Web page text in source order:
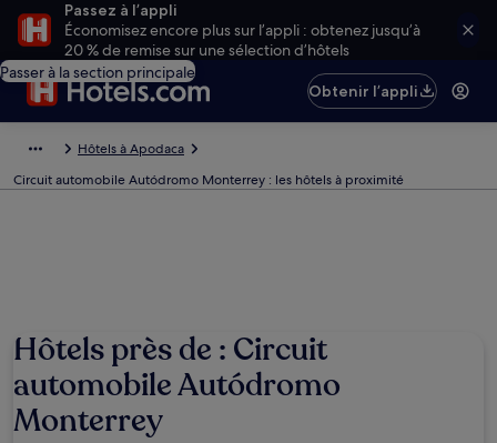
Passez à l’appli
Économisez encore plus sur l’appli : obtenez jusqu’à
20 % de remise sur une sélection d’hôtels
Passer à la section principale
Obtenir l’appli
Hôtels à Apodaca
Circuit automobile Autódromo Monterrey : les hôtels à proximité
Hôtels près de : Circuit
automobile Autódromo
Monterrey